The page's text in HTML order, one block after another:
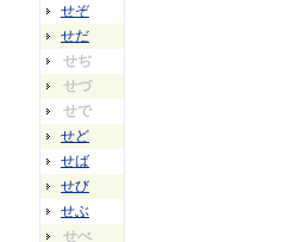
せぞ
せだ
せぢ
せづ
せで
せど
せば
せび
せぶ
せべ